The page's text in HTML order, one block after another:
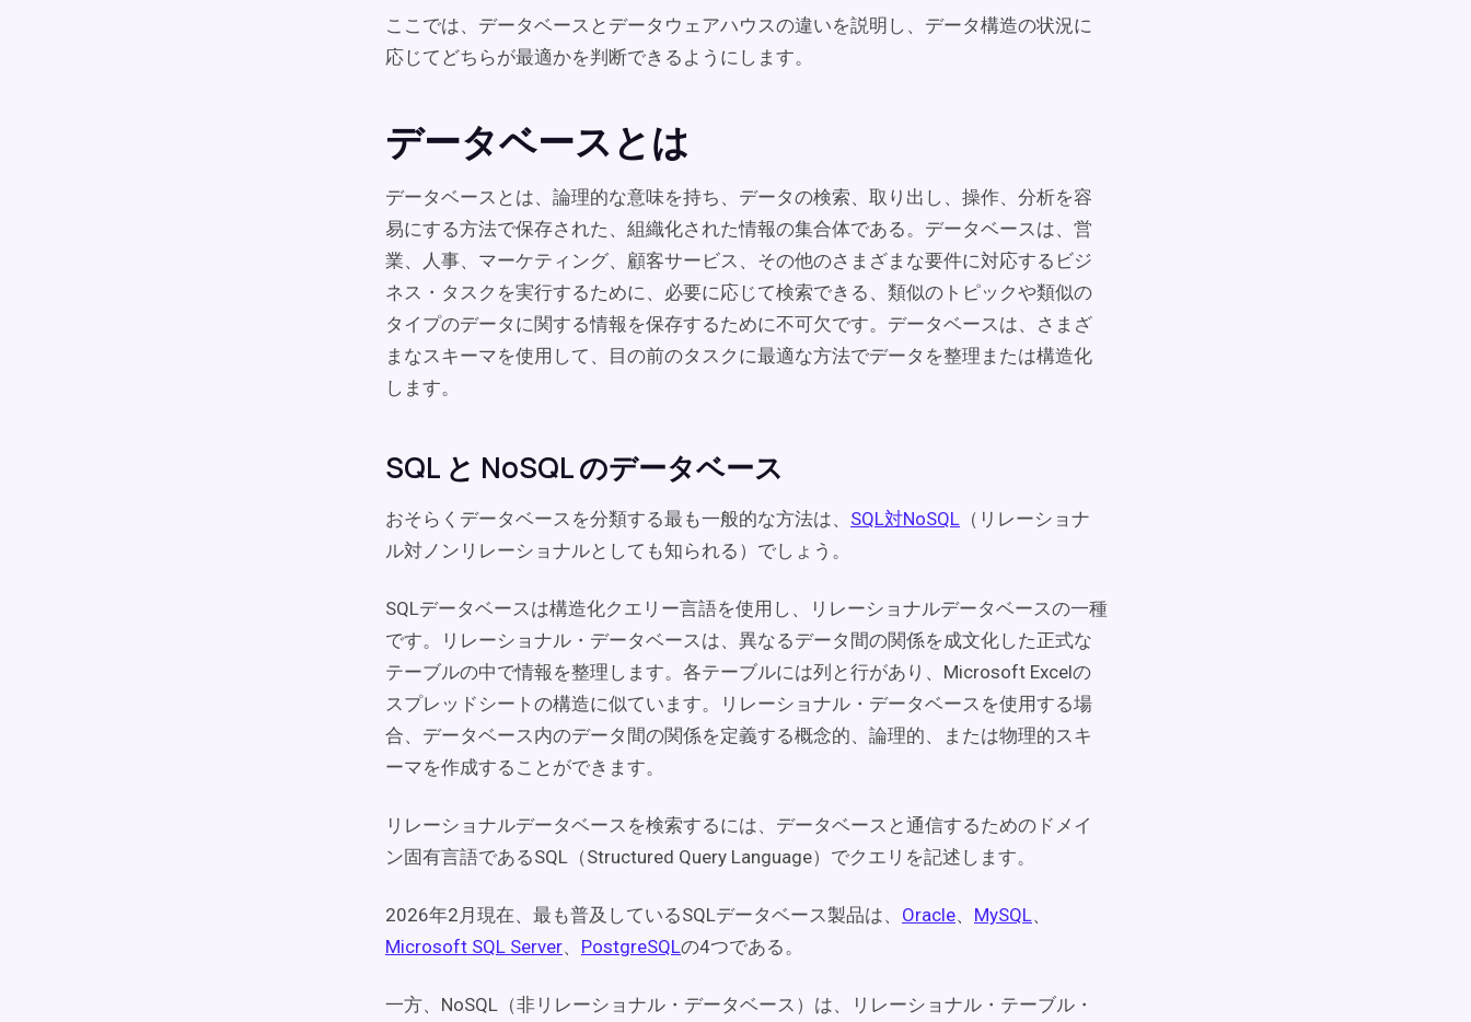
ここでは、データベースとデータウェアハウスの違いを説明し、データ構造の状況に
応じてどちらが最適かを判断できるようにします。
データベースとは
データベースとは、論理的な意味を持ち、データの検索、取り出し、操作、分析を容
易にする方法で保存された、組織化された情報の集合体である。データベースは、営
業、人事、マーケティング、顧客サービス、その他のさまざまな要件に対応するビジ
ネス・タスクを実行するために、必要に応じて検索できる、類似のトピックや類似の
タイプのデータに関する情報を保存するために不可欠です。データベースは、さまざ
まなスキーマを使用して、目の前のタスクに最適な方法でデータを整理または構造化
します。
SQL と NoSQL のデータベース
おそらくデータベースを分類する最も一般的な方法は、 SQL対NoSQL （リレーショナ
ル対ノンリレーショナルとしても知られる）でしょう。
SQLデータベースは構造化クエリー言語を使用し、リレーショナルデータベースの一種
です。リレーショナル・データベースは、異なるデータ間の関係を成文化した正式な
テーブルの中で情報を整理します。各テーブルには列と行があり、Microsoft Excelの
スプレッドシートの構造に似ています。リレーショナル・データベースを使用する場
合、データベース内のデータ間の関係を定義する概念的、論理的、または物理的スキ
ーマを作成することができます。
リレーショナルデータベースを検索するには、データベースと通信するためのドメイ
ン固有言語であるSQL（Structured Query Language）でクエリを記述します。
2026年2月現在、最も普及しているSQLデータベース製品は、 Oracle、 MySQL、
Microsoft SQL Server、 PostgreSQLの4つである。
一方、NoSQL（非リレーショナル・データベース）は、リレーショナル・テーブル・